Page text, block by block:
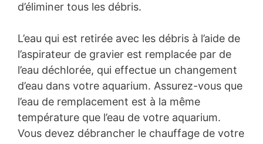
d’éliminer tous les débris.
L’eau qui est retirée avec les débris à l’aide de
l’aspirateur de gravier est remplacée par de
l’eau déchlorée, qui effectue un changement
d’eau dans votre aquarium. Assurez-vous que
l’eau de remplacement est à la même
température que l’eau de votre aquarium.
Vous devez débrancher le chauffage de votre